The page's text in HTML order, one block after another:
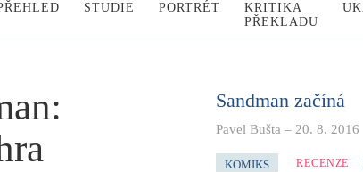
STUDIE PORTRÉT
KRITIKA
PŘEKLADU
Sandman začíná
Pavel Bušta – 20. 8. 2016
KOMIKS RECENZE